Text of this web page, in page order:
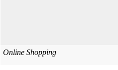
Online Shopping